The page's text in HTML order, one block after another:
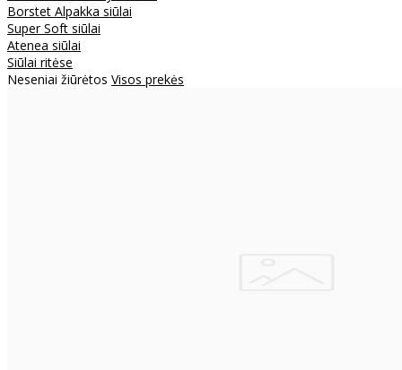
Borstet Alpakka siūlai
Super Soft siūlai
Atenea siūlai
Siūlai ritėse
Neseniai žiūrėtos Visos prekės